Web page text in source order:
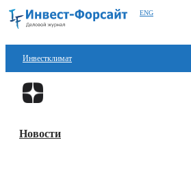
ENG
Инвестклимат
Финансы
Блокчейн
Новости